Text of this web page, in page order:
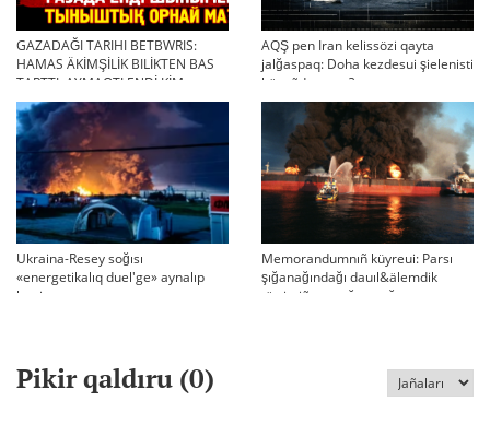
GAZADAĞI TARIHI BETBWRIS:
HAMAS ÄKİMŞİLİK BILİKTEN BAS
TARTTI. AYMAQTI ENDİ KİM
BASQARADI?
AQŞ pen Iran kelissözi qayta
jalğaspaq: Doha kezdesui şielenisti
bäseñdete me?
Ukraina-Resey soğısı
«energetikalıq duel'ge» aynalıp
ketti
Memorandumnıñ küyreui: Parsı
şığanağındağı dauıl&älemdik
tärtiptiñ sın sağatı soğıp twr
Pikir qaldıru (0)